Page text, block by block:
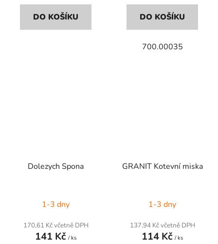
DO KOŠÍKU DO KOŠÍKU
700.00035
Dolezych Spona
1-3 dny
170,61 Kč včetně DPH
141 Kč / ks
GRANIT Kotevní miska
1-3 dny
137,94 Kč včetně DPH
114 Kč / ks